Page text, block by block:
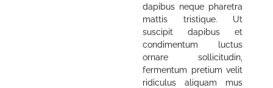
dapibus neque pharetra
mattis tristique. Ut
suscipit dapibus et
condimentum luctus
ornare sollicitudin,
fermentum pretium velit
ridiculus aliquam mus